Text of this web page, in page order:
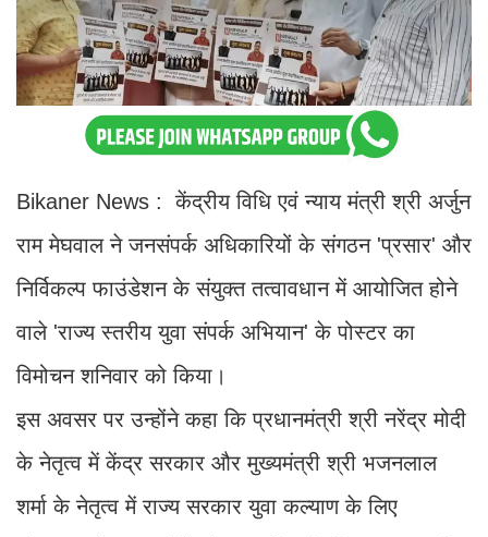
Bikaner News : केंद्रीय विधि एवं न्याय मंत्री श्री अर्जुन
राम मेघवाल ने जनसंपर्क अधिकारियों के संगठन 'प्रसार' और
निर्विकल्प फाउंडेशन के संयुक्त तत्वावधान में आयोजित होने
वाले 'राज्य स्तरीय युवा संपर्क अभियान' के पोस्टर का
विमोचन शनिवार को किया।
इस अवसर पर उन्होंने कहा कि प्रधानमंत्री श्री नरेंद्र मोदी
के नेतृत्व में केंद्र सरकार और मुख्यमंत्री श्री भजनलाल
शर्मा के नेतृत्व में राज्य सरकार युवा कल्याण के लिए